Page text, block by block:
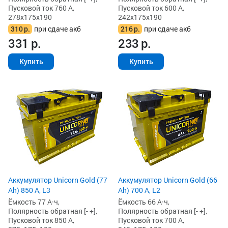
Пусковой ток 760 А,
278x175x190
310р. при сдаче акб
331 р.
Купить
Пусковой ток 600 А,
242x175x190
216р. при сдаче акб
233р.
Купить
Аккумулятор Unicorn Gold (77
Ah) 850 А, L3
Ёмкость 77 А·ч,
Полярность обратная [- +],
Пусковой ток 850 А,
Аккумулятор Unicorn Gold (66
Ah) 700 А, L2
Ёмкость 66 А·ч,
Полярность обратная [- +],
Пусковой ток 700 А,